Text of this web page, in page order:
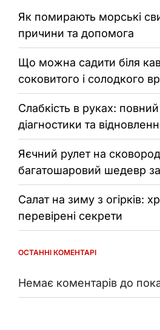
Як помирають морські
причини та допомога
Що можна садити біля
соковитого і солодкого
Слабкість в руках:
діагностики та
Яєчний рулет на
багатошаровий шедевр
Салат на зиму з огірків:
перевірені секрети
ОСТАННІ КОМЕНТАРІ
Немає коментарів до